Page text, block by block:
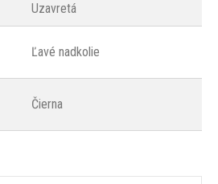
Uzavretá
Ľavé nadkolie
Čierna